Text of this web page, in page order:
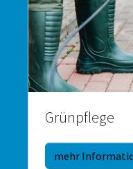
Grünpflege
mehr